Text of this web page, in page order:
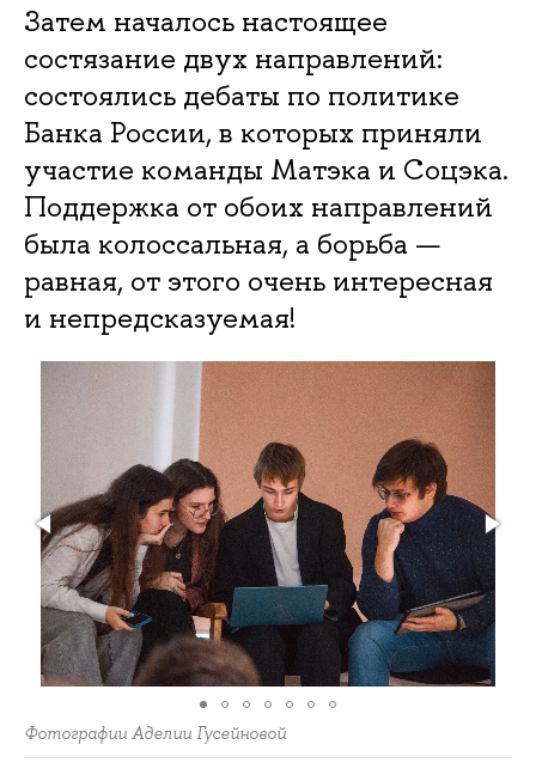
Затем началось настоящее
состязание двух направлений:
состоялись дебаты по политике
Банка России, в которых приняли
участие команды Матэка и Соцэка.
Поддержка от обоих направлений
была колоссальная, а борьба —
равная, от этого очень интересная
и непредсказуемая!
Фотографии Аделии Гусейновой